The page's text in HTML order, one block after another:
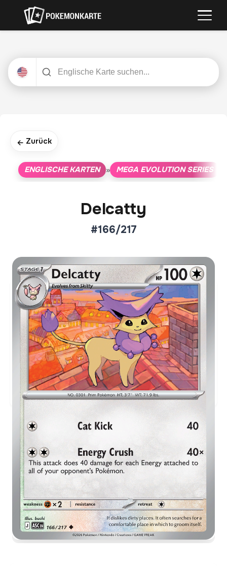
← Zurück
ENGLISCHE KARTEN » MEGA EVOLUTION SERIES
Delcatty
#166/217
Aktueller Marktpreis
€0,10
Normal
Preise werden täglich aktualisiert.